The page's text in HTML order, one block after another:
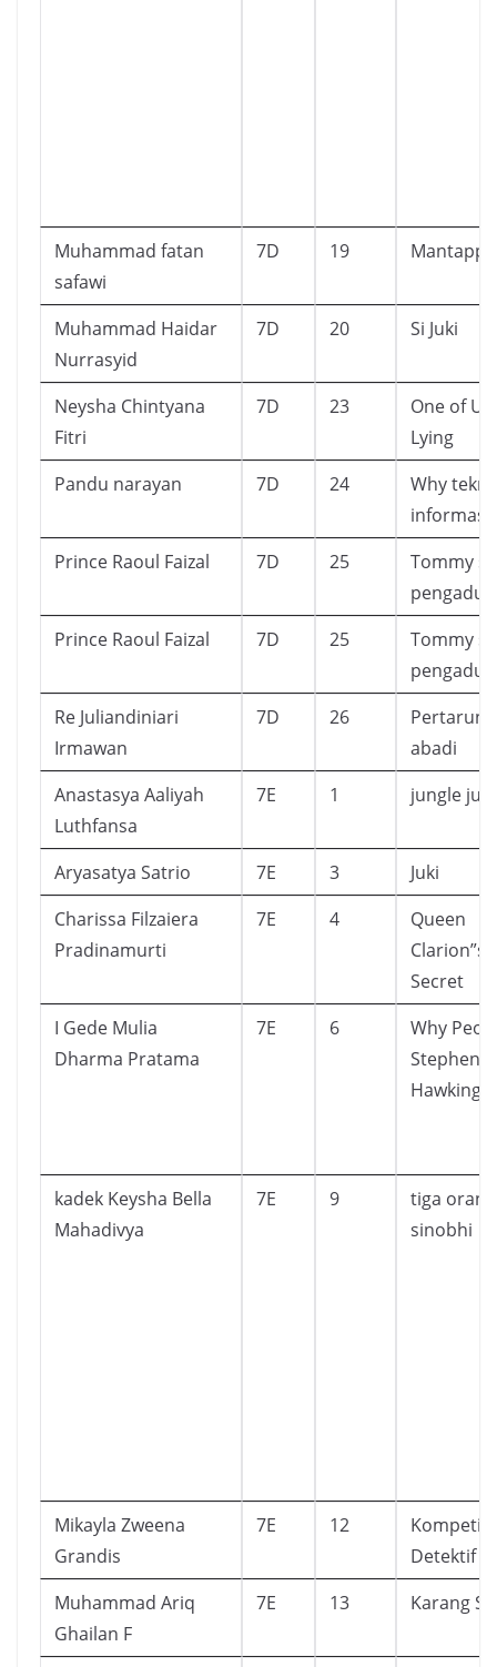
Muhammad fatan
safawi
7D 19
Muhammad Haidar
Nurrasyid
7D 20 Si Juki
Neysha Chintyana
Fitri
7D 23
One of Us
Lying
Pandu narayan
7D 24
Why
informasi
Prince Raoul Faizal
7D 25
Tommy si
pengadu
Prince Raoul Faizal
7D 25
Tommy si
pengadu
Re Juliandiniari
Irmawan
7D 26
abadi
Anastasya Aaliyah
Luthfansa
7E 1 jungle
Aryasatya Satrio 7E 3
Juki
Charissa Filzaiera
Pradinamurti
7E 4
Queen
Clarion”s
Secret
I Gede Mulia
Dharma Pratama
7E 6
Why
Stephen
Hawking
kadek Keysha Bella
Mahadivya
7E 9
tiga orang
sinobhi
Mikayla Zweena
Grandis
7E 12
Kompetisi
Detektif
Muhammad Ariq
Ghailan F
7E 13 Karang